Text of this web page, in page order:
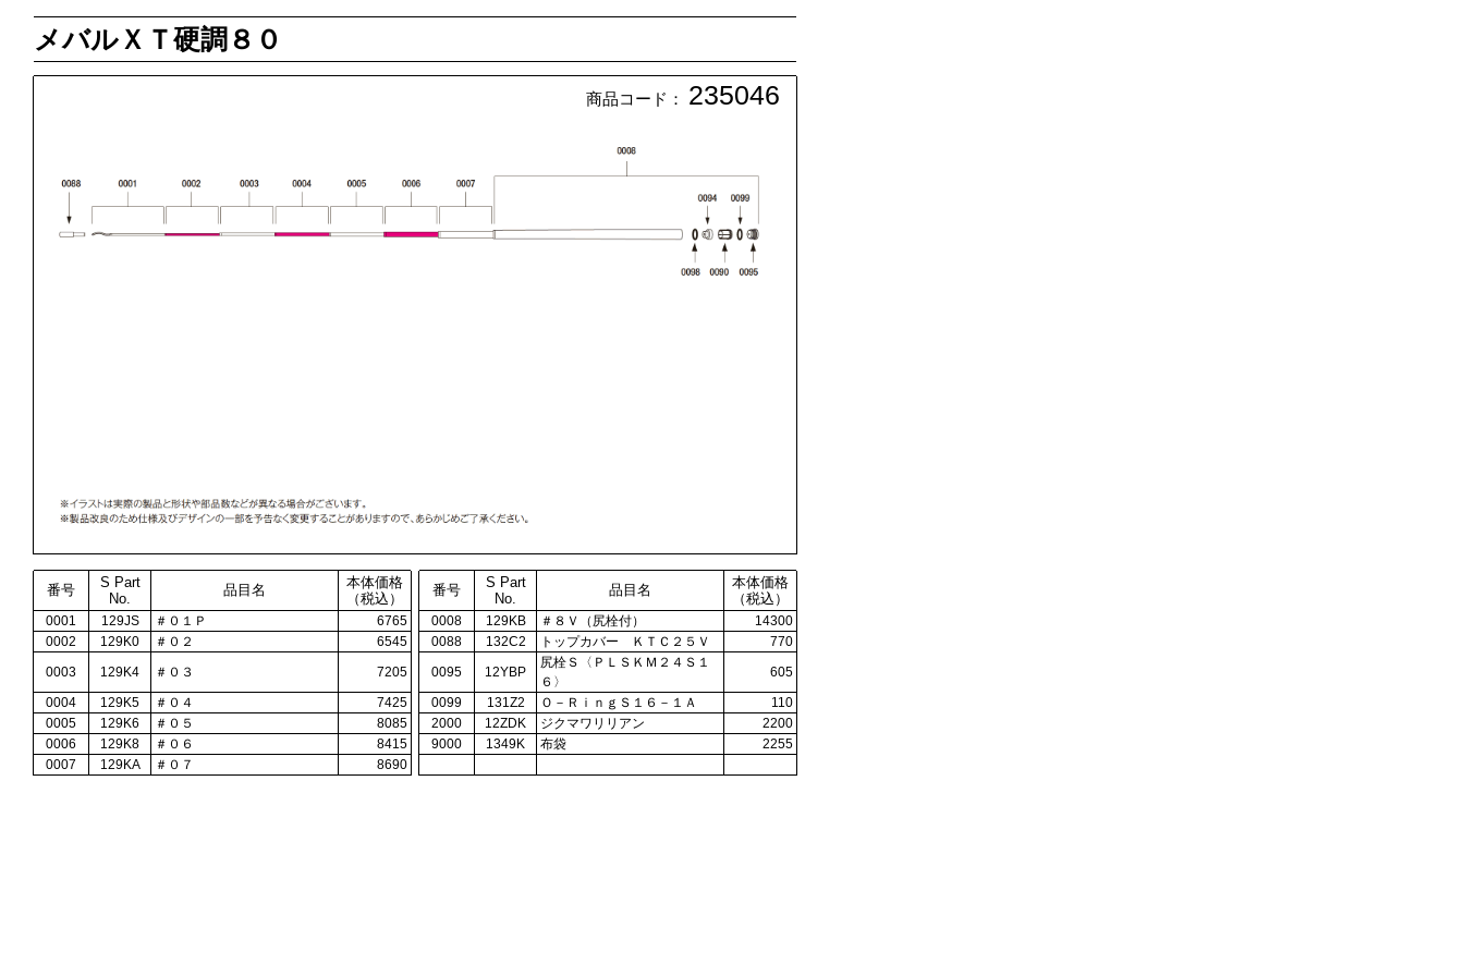
メバルＸＴ硬調８０
商品コード： 235046
番号
S Part
No.
品目名
本体価格
（税込）
番号
S Part
No.
品目名
本体価格
（税込）
0001 129JS ＃０１Ｐ 6765 0008 129KB ＃８Ｖ（尻栓付）
14300
0002
129K0 ＃０２ 6545 0088 132C2 トップカバー ＫＴＣ２５Ｖ
770
0003
129K4 ＃０３ 7205 0095 12YBP
尻栓Ｓ〈ＰＬＳＫＭ２４Ｓ１
６〉
605
0004
129K5 ＃０４ 7425 0099 131Z2 Ｏ－ＲｉｎｇＳ１６－１Ａ
110
0005
129K6 ＃０５ 8085 2000 12ZDK ジクマワリリアン
2200
0006
129K8 ＃０６ 8415 9000 1349K 布袋
2255
0007
129KA ＃０７ 8690